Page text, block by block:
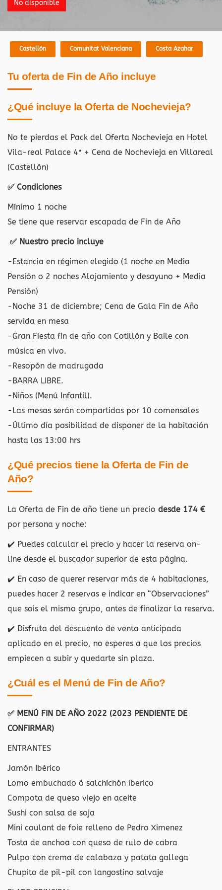
No disponible
Castellón Comunitat Valenciana Costa Azahar
Tu oferta de Fin de Año incluye
¿Qué incluye la Oferta de Nochevieja?
No te pierdas el Pack del Oferta Nochevieja en Hotel
Vila-real Palace 4* + Cena de Nochevieja en Villareal
(Castellón)
✅ Condiciones
Mínimo 1 noche
Se tiene que reservar escapada de Fin de Año
✅ Nuestro precio incluye
-Estancia en régimen elegido (1 noche en Media
Pensión o 2 noches Alojamiento y desayuno + Media
Pensión)
-Noche 31 de diciembre; Cena de Gala Fin de Año
servida en mesa
-Gran Fiesta fin de año con Cotillón y Baile con
música en vivo.
-Resopón de madrugada
-BARRA LIBRE.
-Niños (Menú Infantil).
-Las mesas serán compartidas por 10 comensales
-Último día posibilidad de disponer de la habitación
hasta las 13:00 hrs
¿Qué precios tiene la Oferta de Fin de
Año?
La Oferta de Fin de año tiene un precio desde 174 €
por persona y noche:
✔️ Puedes calcular el precio y hacer la reserva on-
line desde el buscador superior de esta página.
✔️ En caso de querer reservar más de 4 habitaciones,
puedes hacer 2 reservas e indicar en “Observaciones”
que sois el mismo grupo, antes de finalizar la reserva.
✔️ Disfruta del descuento de venta anticipada
aplicado en el precio, no esperes a que los precios
empiecen a subir y quedarte sin plaza.
¿Cuál es el Menú de Fin de Año?
✅ MENÚ FIN DE AÑO 2022 (2023 PENDIENTE DE
CONFIRMAR)
ENTRANTES
Jamón Ibérico
Lomo embuchado ó salchichón iberico
Compota de queso viejo en aceite
Sushi con salsa de soja
Mini coulant de foie relleno de Pedro Ximenez
Tosta de anchoa con queso de rulo de cabra
Pulpo con crema de calabaza y patata gallega
Chupito de pil-pil con langostino salvaje